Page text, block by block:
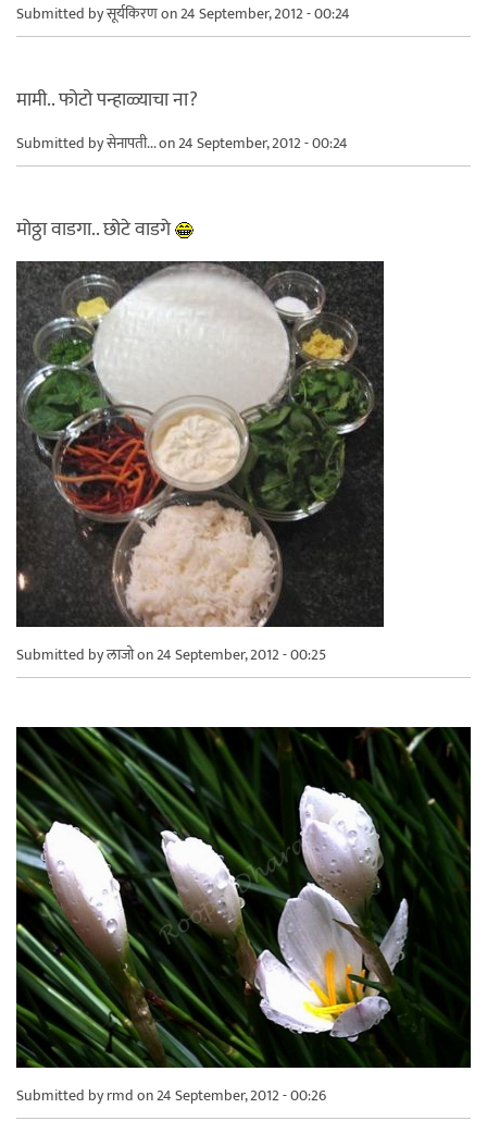
Submitted byसूर्यकिरणon 24 September, 2012 - 00:24
मामी.. फोटो पन्हाळ्याचा ना?
Submitted byसेनापती...on 24 September, 2012 - 00:24
मोठ्ठा वाडगा.. छोटे वाडगे
Submitted byलाजोon 24 September, 2012 - 00:25
Submitted byrmdon 24 September, 2012 - 00:26